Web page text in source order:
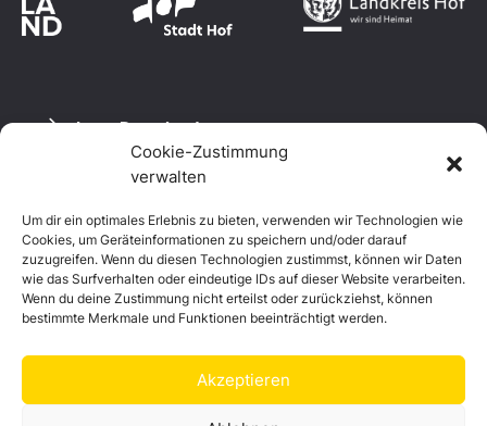
Cookie-Zustimmung
verwalten
Um dir ein optimales Erlebnis zu bieten, verwenden wir Technologien wie
Cookies, um Geräteinformationen zu speichern und/oder darauf
zuzugreifen. Wenn du diesen Technologien zustimmst, können wir Daten
wie das Surfverhalten oder eindeutige IDs auf dieser Website verarbeiten.
Wenn du deine Zustimmung nicht erteilst oder zurückziehst, können
bestimmte Merkmale und Funktionen beeinträchtigt werden.
Akzeptieren
Logo Download
Datenschutzerklärung
Impressum
Cookie-Richtlinie (EU)